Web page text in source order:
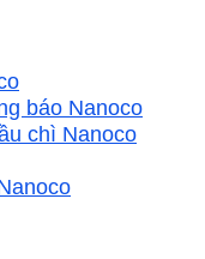
báo Nanoco
chì Nanoco